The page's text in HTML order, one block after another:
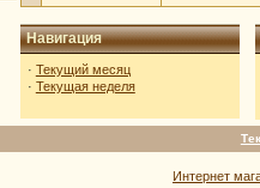
Навигация
· Текущий месяц
· Текущая неделя
Интернет